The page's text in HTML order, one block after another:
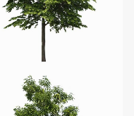
無料ダウンロード